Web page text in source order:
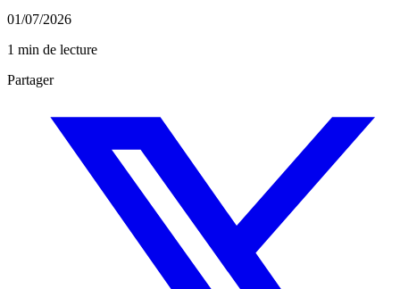
01/07/2026
1 min de lecture
Partager